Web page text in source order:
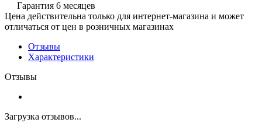
Гарантия 6 месяцев
Цена действительна только для интернет-магазина и может
отличаться от цен в розничных магазинах
Отзывы
Характеристики
Отзывы
Загрузка отзывов...